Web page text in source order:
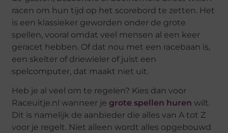
racen om hun tijd op het scorebord te zetten. Het
is een klassieker geworden onder de grote
spellen, vooral omdat veel mensen al een keer
geracet hebben. Of dat nou met een racebaan is,
een skelter of driewieler of juist een
spelcomputer, dat maakt niet uit.
Heb je al veel om te regelen? Kies dan voor
Raceuitje.nl wanneer jegrote spellen huren wilt.
Dit is namelijk de aanbieder die alles van A tot Z
voor je regelt. Niet alleen wordt alles opgebouwd